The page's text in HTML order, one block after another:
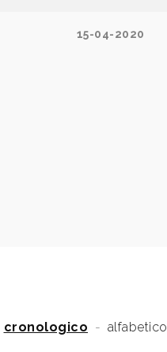
15-04-2020
cronologico - alfabetico